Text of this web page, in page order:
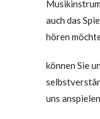
auch das
hören
können Sie
uns